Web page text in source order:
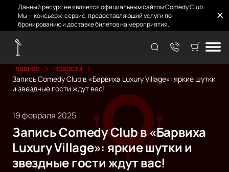
Данный ресурс не является официальным сайтом Comedy Club.
Мы — консьерж-сервис, предоставляющий услуги по
бронированию и доставке билетов на мероприятия.
Главная
Новости
Запись Comedy Club в «Барвиха Luxury Village»: яркие шутки
и звездные гости ждут вас!
19 февраля 2025
Запись Comedy Club в «Барвиха
Luxury Village»: яркие шутки и
звездные гости ждут вас!